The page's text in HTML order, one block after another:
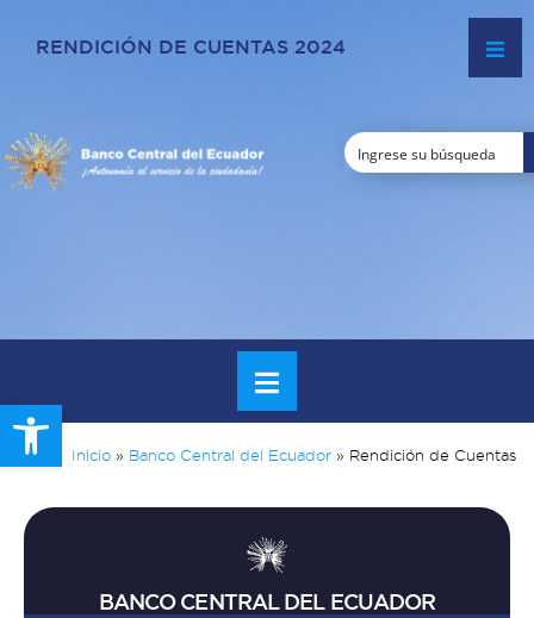
Open toolbar
RENDICIÓN DE CUENTAS 2024
Inicio » Banco Central del Ecuador » Rendición de Cuentas
BANCO CENTRAL DEL ECUADOR